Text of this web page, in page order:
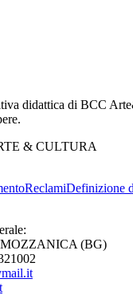
didattica di BCC
ReclamiDefinizione
MOZZANICA (BG)